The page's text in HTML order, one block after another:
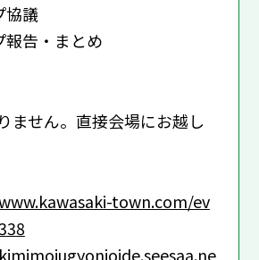
協議
報告・まとめ
ません。直接会場にお越し
town.com/ev